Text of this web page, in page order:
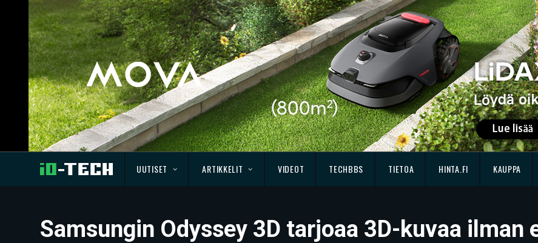
UUTISET ARTIKKELIT VIDEOT TECHBBS TIETOA HINTA.FI KAUPPA
Samsungin Odyssey 3D tarjoaa 3D-kuvaa ilman